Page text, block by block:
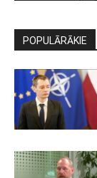
POPULĀRĀKIE